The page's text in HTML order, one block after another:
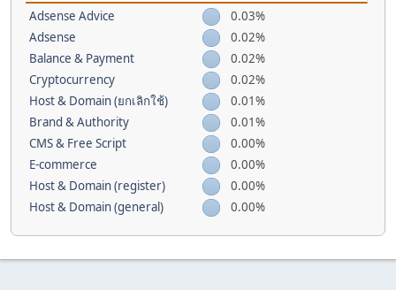
Adsense Advice
0.03%
Adsense
0.02%
Balance & Payment
0.02%
Cryptocurrency
0.02%
Host & Domain (ยกเลิกใช้)
0.01%
Brand & Authority
0.01%
CMS & Free Script
0.00%
E-commerce
0.00%
Host & Domain (register)
0.00%
Host & Domain (general)
0.00%